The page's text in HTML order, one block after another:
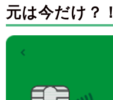
元は今だけ？！